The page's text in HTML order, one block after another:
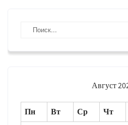
Август
Пн Вт Ср Чт